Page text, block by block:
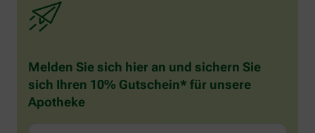
Melden Sie sich hier an und sichern Sie
sich Ihren 10% Gutschein* für unsere
Apotheke